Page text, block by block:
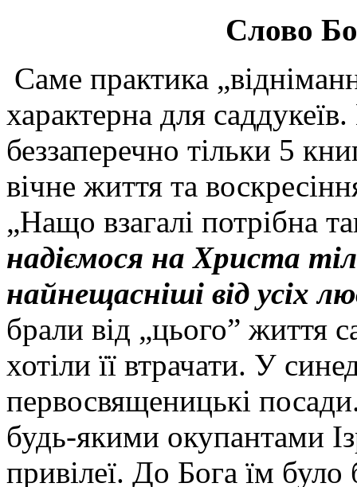
Слово
Саме практика
характерна для
беззаперечно тільки 5
вічне життя та
„Нащо взагалі потрібна
надіємося на Христа
найнещасніші від усіх
брали від „цього” життя
хотіли її втрачати. У
первосвященицькі
будь-якими окупантами
привілеї. До Бога їм